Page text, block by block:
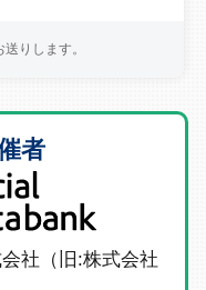
りします。
者
社（旧:株式会社